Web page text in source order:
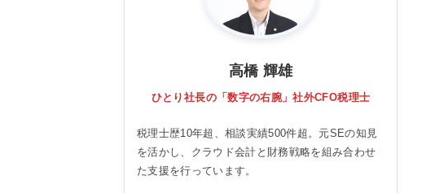
高橋 輝雄
ひとり社長の「数字の右腕」社外CFO税理士
税理士歴10年超、相談実績500件超。元SEの知見
を活かし、クラウド会計と財務戦略を組み合わせ
た支援を行っています。